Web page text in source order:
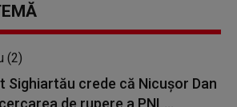
Sighiartău crede că Nicușor Dan
de rupere a PNL...